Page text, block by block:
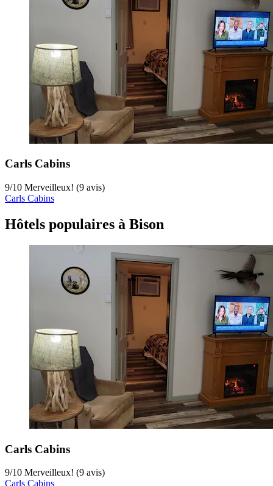
Carls Cabins
9/10 Merveilleux! (9 avis)
Carls Cabins
Hôtels populaires à Bison
Carls Cabins
9/10 Merveilleux! (9 avis)
Carls Cabins